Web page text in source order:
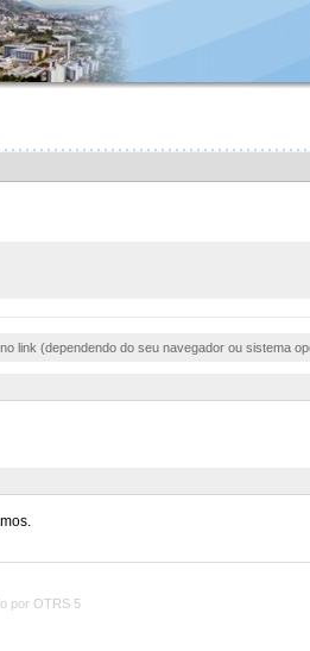
link (dependendo do seu navegador ou sistema
por OTRS 5